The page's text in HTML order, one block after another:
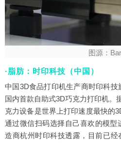
图源：
·脂肪：时印科技（中国）
中国3D食品打印机生产商时印科技
国内首款自助式3D巧克力打印机。
克力设备是世界上打印速度最快的
通过微信扫码选择自己喜欢的模型
造商杭州时印科技透露，目前已经